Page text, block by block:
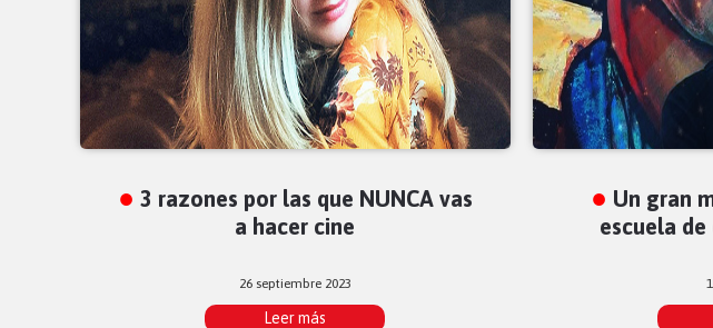
3 razones por las que NUNCA vas
a hacer cine
26 septiembre 2023
Leer más
Un gran
escuela